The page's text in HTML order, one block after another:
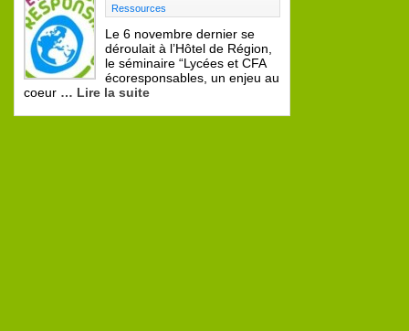
Ressources
Le 6 novembre dernier se
déroulait à l’Hôtel de Région,
le séminaire “Lycées et CFA
écoresponsables, un enjeu au
coeur … Lire la suite